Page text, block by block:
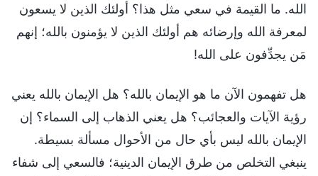
الله. ما القيمة في سعي مثل هذا؟ أولئك الذين لا يسعون
لمعرفة الله وإرضائه هم أولئك الذين لا يؤمنون بالله؛ إنهم
مَن يجدِّفون على الله!
هل تفهمون الآن ما هو الإيمان بالله؟ هل الإيمان بالله يعني
رؤية الآيات والعجائب؟ هل يعني الذهاب إلى السماء؟ إن
الإيمان بالله ليس بأي حال من الأحوال مسألة بسيطة.
ينبغي التخلص من طرق الإيمان الدينية؛ فالسعي إلى شفاء